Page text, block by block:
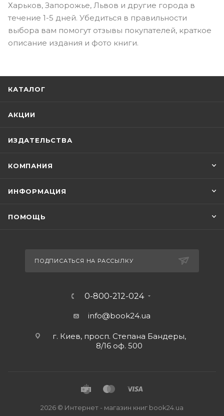
Харьков, Запорожье, Львов и другие города в
течение 1-5 дней. Убедиться в правильности
выбора вам помогут отзывы покупателей, краткое
описание издания и фото книги.
КАТАЛОГ
АКЦИИ
ИЗДАТЕЛЬСТВА
КОМПАНИЯ
ИНФОРМАЦИЯ
ПОМОЩЬ
ПОДПИСАТЬСЯ НА РАССЫЛКУ
0-800-212-024
info@book24.ua
г. Киев, просп. Степана Бандеры,
8/16 оф. 500
2026 © Интернет - магазин книг book24.ua